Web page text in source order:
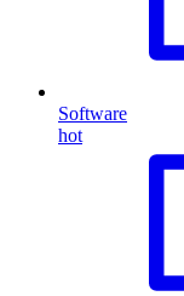
Software
hot